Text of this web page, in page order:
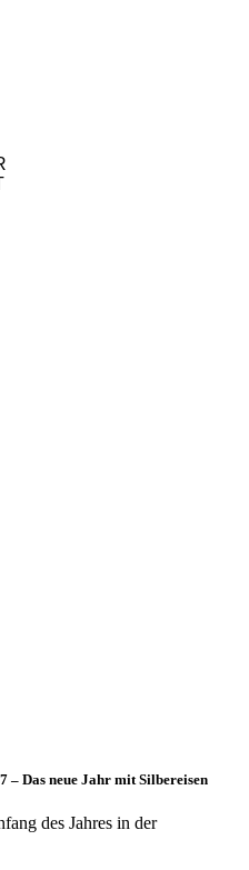
– Das neue Jahr mit Silbereisen
des Jahres in der